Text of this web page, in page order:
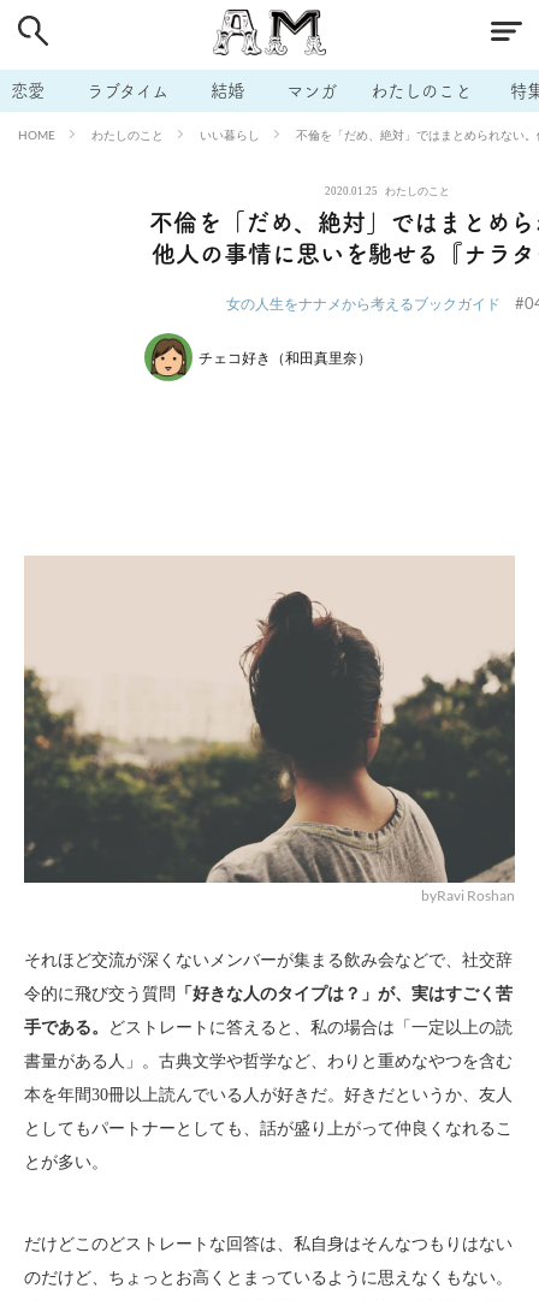
恋愛 ラブタイム 結婚 マンガ わたしのこと 特
HOME わたしのこと いい暮らし 不倫を「だめ、絶対」ではまとめられない
2020.01.25 わたしのこと
不倫を「だめ、絶対」ではまとめ
他人の事情に思いを馳せる『ナラ
女の人生をナナメから考えるブックガイド
チェコ好き（和田真里奈）
byRavi Roshan
それほど交流が深くないメンバーが集まる飲み会などで、社交辞
令的に飛び交う質問
「好きな人のタイプは？」が、実はすごく苦
手である。
どストレートに答えると、私の場合は「一定以上の読
書量がある人」。古典文学や哲学など、わりと重めなやつを含む
本を年間30冊以上読んでいる人が好きだ。好きだというか、友人
としてもパートナーとしても、話が盛り上がって仲良くなれるこ
とが多い。
だけどこのどストレートな回答は、私自身はそんなつもりはない
のだけど、ちょっとお高くとまっているように思えなくもない。
# 男の本音 # セフレ # 不倫
# 出会う方法 # マッチングアプリ # ラブグッズ # 体の相